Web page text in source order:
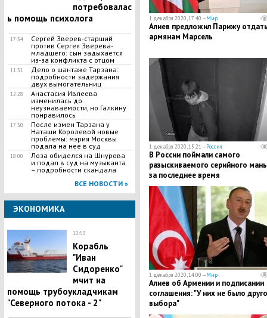
потребовалас
ь помощь психолога
17:34
Сергей Зверев-старший
против Сергея Зверева-
младшего: сын задыхается
из-за конфликта с отцом
11:31
​Дело о шантаже Тарзана:
подробности задержания
двух вымогательниц
12:28
Анастасия Ивлеева
изменилась до
неузнаваемости, но Галкину
понравилось
17:30
После измен Тарзана у
Наташи Королевой новые
проблемы: мэрия Москвы
подала на нее в суд
18:00
​Лоза обиделся на Шнурова
и подал в суд на музыканта
– подробности скандала
ВСЕ НОВОСТИ »
ЭКОНОМИКА
10:53
​Корабль
"Иван
Сидоренко"
мчит на
помощь трубоукладчикам
"Северного потока - 2"
1 декабря 2020, 17:40 —Мир
Алиев предложил Парижу
армянам Марсель
1 декабря 2020, 15:21 —Россия
В России поймали самого
разыскиваемого серийного
за последнее время
1 декабря 2020, 14:00 —Мир
​Алиев об Армении и подписании
соглашения: "У них не было
выбора"